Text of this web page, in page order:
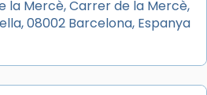
a Jerusalem per
l'any 44).
la Mercè, Carrer de la Mercè,
08002 Barcelona, Espanya